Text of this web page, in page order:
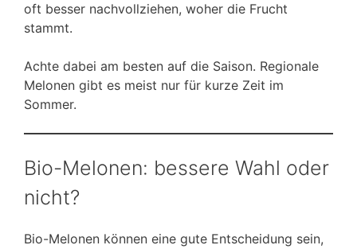
oft besser nachvollziehen, woher die Frucht
stammt.
Achte dabei am besten auf die Saison. Regionale
Melonen gibt es meist nur für kurze Zeit im
Sommer.
Bio-Melonen: bessere Wahl oder
nicht?
Bio-Melonen können eine gute Entscheidung sein,